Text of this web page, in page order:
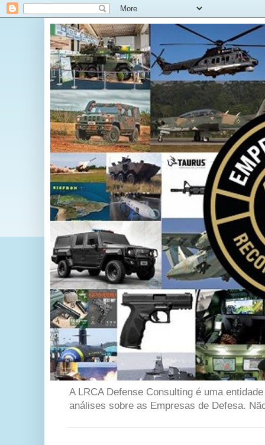
A LRCA Defense Consulting é uma
análises sobre as Empresas de Defesa.